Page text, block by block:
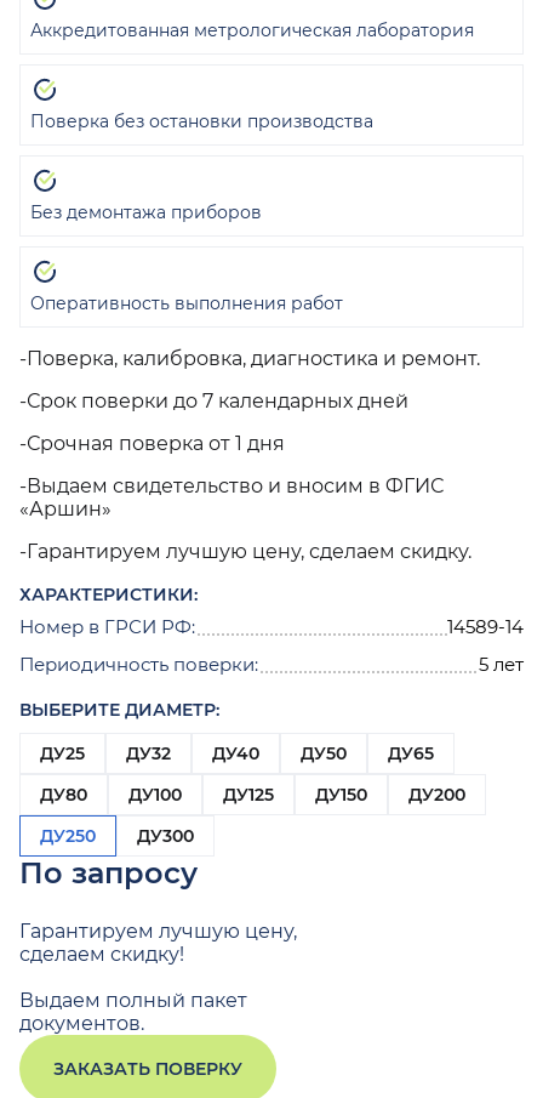
-Поверка, калибровка, диагностика и ремонт.
-Срок поверки до 7 календарных дней
-Срочная поверка от 1 дня
-Выдаем свидетельство и вносим в ФГИС
«Аршин»
-Гарантируем лучшую цену, сделаем скидку.
ХАРАКТЕРИСТИКИ:
Номер в ГРСИ РФ:
14589-14
Периодичность поверки:
5 лет
ВЫБЕРИТЕ ДИАМЕТР:
ДУ25
ДУ32 ДУ40 ДУ50
ДУ65
ДУ80
ДУ100 ДУ125 ДУ150
ДУ200
ДУ250
ДУ300
По запросу
Гарантируем лучшую цену,
сделаем скидку!
Выдаем полный пакет
документов.
ЗАКАЗАТЬ ПОВЕРКУ
Аккредитованная метрологическая лаборатория
Поверка без остановки производства
Без демонтажа приборов
Оперативность выполнения работ